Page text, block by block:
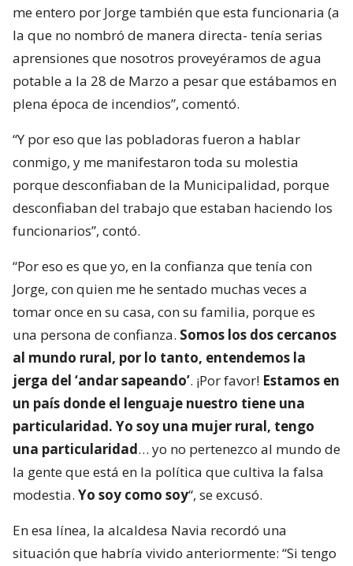
me entero por Jorge también que esta funcionaria (a
la que no nombró de manera directa- tenía serias
aprensiones que nosotros proveyéramos de agua
potable a la 28 de Marzo a pesar que estábamos en
plena época de incendios”, comentó.
“Y por eso que las pobladoras fueron a hablar
conmigo, y me manifestaron toda su molestia
porque desconfiaban de la Municipalidad, porque
desconfiaban del trabajo que estaban haciendo los
funcionarios”, contó.
“Por eso es que yo, en la confianza que tenía con
Jorge, con quien me he sentado muchas veces a
tomar once en su casa, con su familia, porque es
una persona de confianza. Somos los dos cercanos
al mundo rural, por lo tanto, entendemos la
jerga del ‘andar sapeando’. ¡Por favor! Estamos en
un país donde el lenguaje nuestro tiene una
particularidad. Yo soy una mujer rural, tengo
una particularidad… yo no pertenezco al mundo de
la gente que está en la política que cultiva la falsa
modestia. Yo soy como soy“, se excusó.
En esa línea, la alcaldesa Navia recordó una
situación que habría vivido anteriormente: “Si tengo